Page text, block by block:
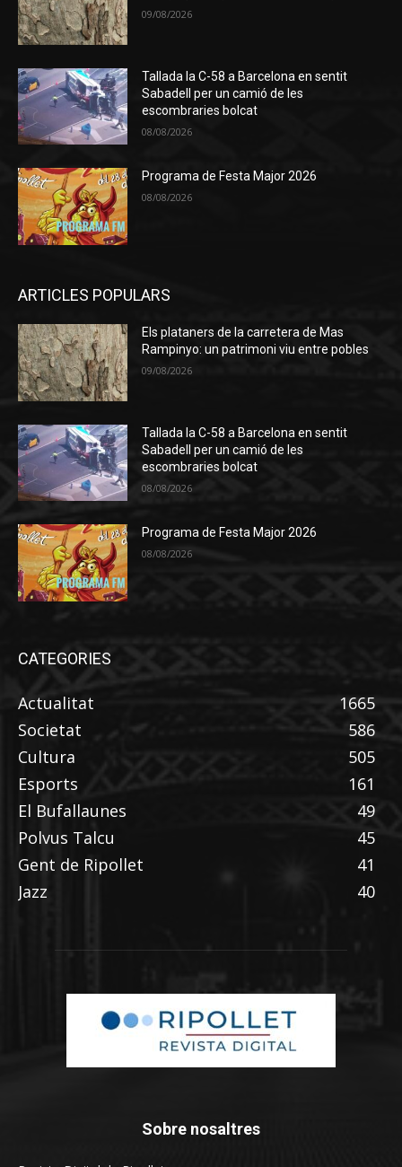
09/08/2026
Tallada la C-58 a Barcelona en sentit
Sabadell per un camió de les
escombraries bolcat
08/08/2026
Programa de Festa Major 2026
08/08/2026
ARTICLES POPULARS
Els plataners de la carretera de Mas
Rampinyo: un patrimoni viu entre pobles
09/08/2026
Tallada la C-58 a Barcelona en sentit
Sabadell per un camió de les
escombraries bolcat
08/08/2026
Programa de Festa Major 2026
08/08/2026
CATEGORIES
Actualitat
1665
Societat
586
Cultura
505
Esports
161
El Bufallaunes
49
Polvus Talcu
45
Gent de Ripollet
41
Jazz
40
Sobre nosaltres